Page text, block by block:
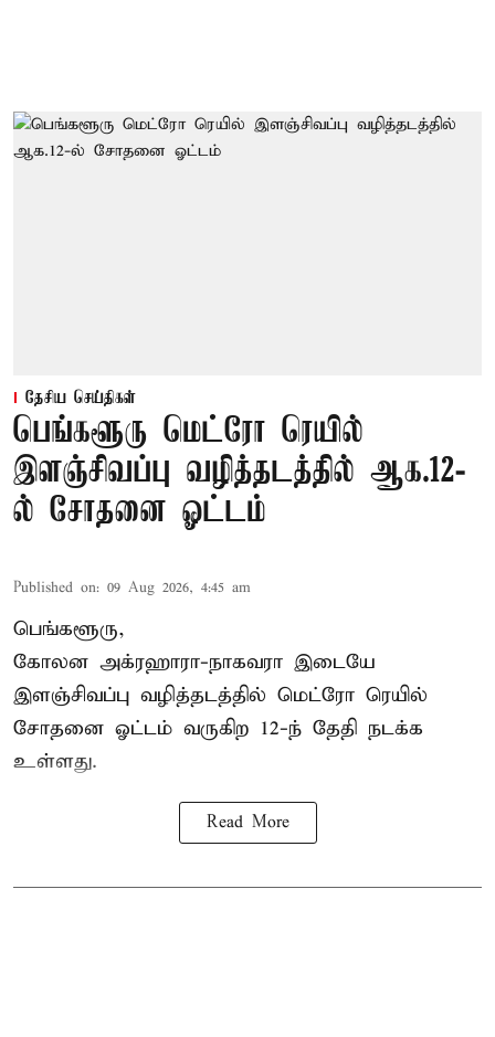
தேசிய செய்திகள்
பெங்களூரு மெட்ரோ ரெயில்
இளஞ்சிவப்பு வழித்தடத்தில் ஆக.12-
ல் சோதனை ஓட்டம்
Published on: 09 Aug 2026, 4:45 am
பெங்களூரு,
கோலன அக்ரஹாரா-நாகவரா இடையே
இளஞ்சிவப்பு வழித்தடத்தில் மெட்ரோ ரெயில்
சோதனை ஓட்டம் வருகிற 12-ந் தேதி நடக்க
உள்ளது.
Read More